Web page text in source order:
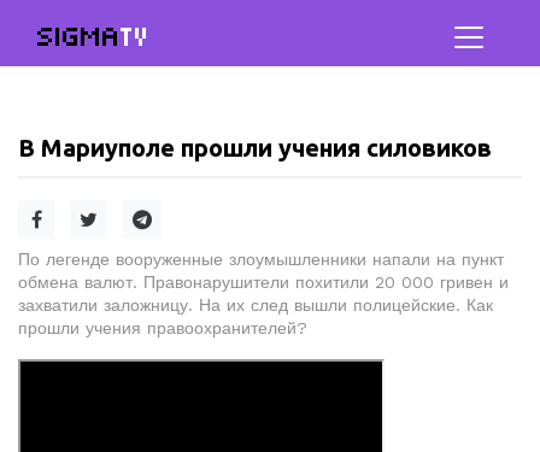
SIGMATV
В Мариуполе прошли учения силовиков
По легенде вооруженные злоумышленники напали на пункт
обмена валют. Правонарушители похитили 20 000 гривен и
захватили заложницу. На их след вышли полицейские. Как
прошли учения правоохранителей?